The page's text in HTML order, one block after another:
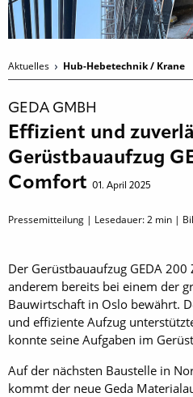
Aktuelles Hub-Hebetechnik / Krane
GEDA GMBH
Effizient und
Gerüstbauaufzug
Comfort 01. April 2025
Pressemitteilung | Lesedauer:2 min |
Der Gerüstbauaufzug GEDA
anderem bereits bei einem der
Bauwirtschaft in Oslo bewährt.
und effiziente Aufzug
konnte seine Aufgaben im
Auf der nächsten Baustelle in
kommt der neue Geda